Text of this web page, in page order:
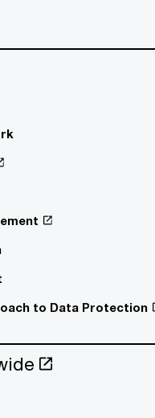
to Data Protection